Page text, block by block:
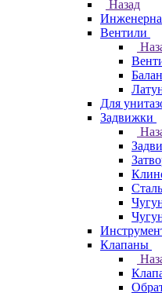
Назад
Вентили
Для
Задвижки
Клапаны